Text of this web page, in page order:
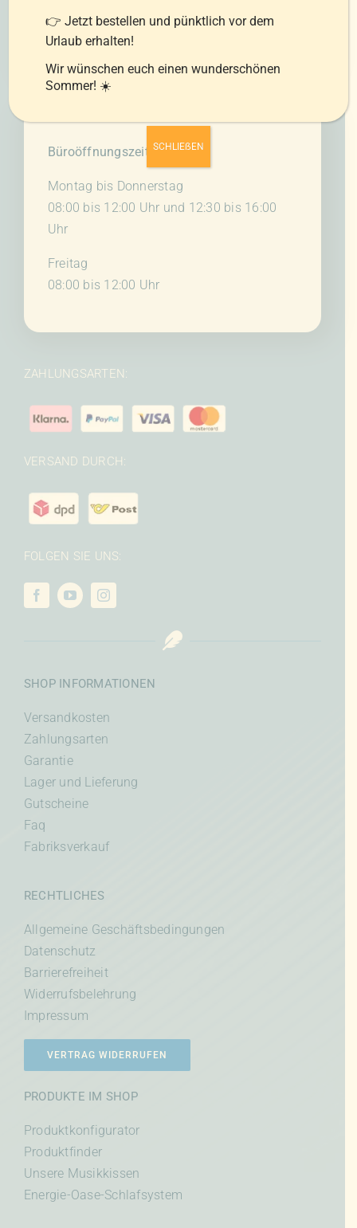
08:00 bis 12:00 Uhr
Büroöffnungszeiten:
Montag bis Donnerstag
08:00 bis 12:00 Uhr und 12:30 bis 16:00
Uhr
Freitag
08:00 bis 12:00 Uhr
ZAHLUNGSARTEN:
VERSAND DURCH:
FOLGEN SIE UNS:
SHOP INFORMATIONEN
Versandkosten
Zahlungsarten
Garantie
Lager und Lieferung
Gutscheine
Faq
Fabriksverkauf
RECHTLICHES
Allgemeine Geschäftsbedingungen
Datenschutz
Barrierefreiheit
Widerrufsbelehrung
Impressum
VERTRAG WIDERRUFEN
PRODUKTE IM SHOP
Produktkonfigurator
Produktfinder
Unsere Musikkissen
Energie-Oase-Schlafsystem
👉 Jetzt bestellen und pünktlich vor dem
Urlaub erhalten!
Wir wünschen euch einen wunderschönen
Sommer! ☀️
SCHLIEẞEN